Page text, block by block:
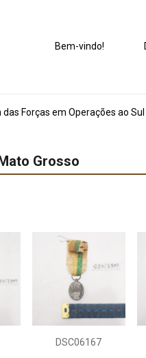
Bem-vindo!
das Forças em Operações ao
Grosso
DSC06167